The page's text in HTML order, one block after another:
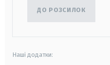
ДО РОЗСИЛОК
Наші додатки: